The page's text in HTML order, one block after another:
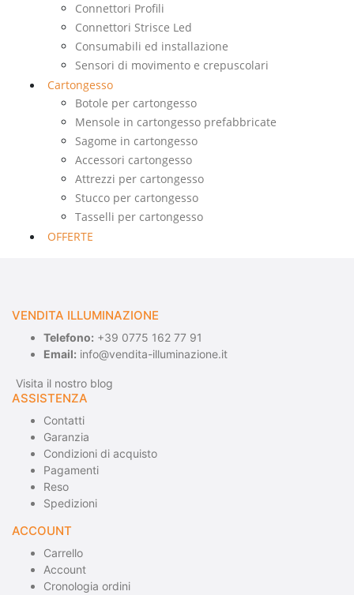
Connettori Profili
Connettori Strisce Led
Consumabili ed installazione
Sensori di movimento e crepuscolari
Cartongesso
Botole per cartongesso
Mensole in cartongesso prefabbricate
Sagome in cartongesso
Accessori cartongesso
Attrezzi per cartongesso
Stucco per cartongesso
Tasselli per cartongesso
OFFERTE
VENDITA ILLUMINAZIONE
Telefono: +39 0775 162 77 91
Email: info@vendita-illuminazione.it
Visita il nostro blog
ASSISTENZA
Contatti
Garanzia
Condizioni di acquisto
Pagamenti
Reso
Spedizioni
ACCOUNT
Carrello
Account
Cronologia ordini